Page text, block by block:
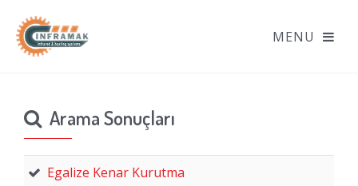
Arama Sonuçları
Egalize Kenar Kurutma